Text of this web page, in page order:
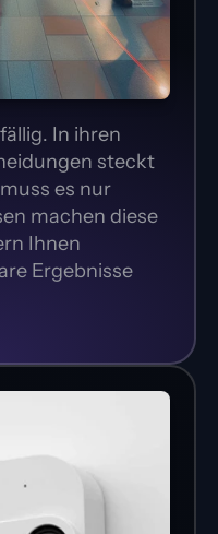
In ihren
steckt
es nur
machen diese
Ihnen
Ergebnisse